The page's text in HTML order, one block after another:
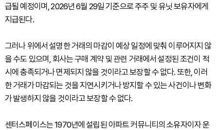
급될 예정이며, 2026년 6월 29일 기준으로 주주 및 유닛 보유자에게
지급된다.
그러나 위에서 설명한 거래의 마감이 예상 일정에 맞춰 이루어지지 않
을 수도 있으며, 회사는 구매 계약 및 관련 거래에서 설정된 조건이 적
시에 충족되거나 면제되지 않을 것이라고 보장할 수 없다. 또한, 이러
한 거래가 마감되는 것을 지연시키거나 방지할 수 있는 사건이나 변화
가 발생하지 않을 것이라고 보장할 수 없다.
센터스페이스는 1970년에 설립된 아파트 커뮤니티의 소유자이자 운